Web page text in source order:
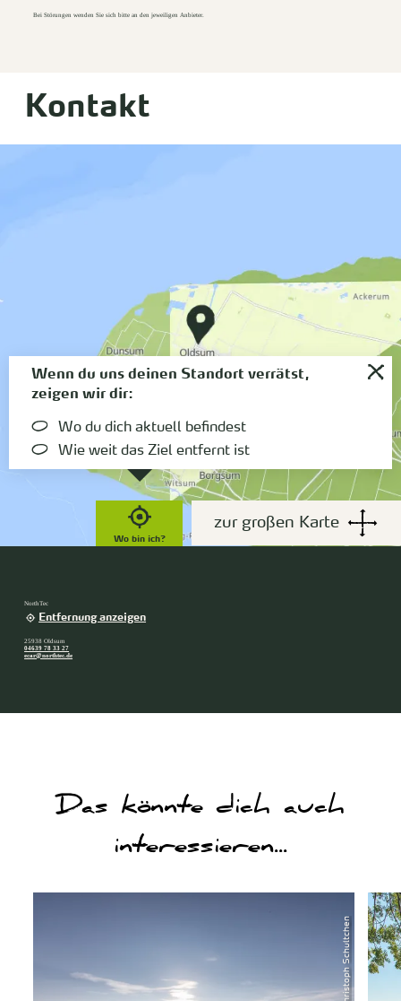
Bei Störungen wenden Sie sich bitte an den jeweiligen Anbieter.
Kontakt
Wo bin ich?
Wenn du uns deinen Standort verrätst,
zeigen wir dir:
Wo du dich aktuell befindest
Wie weit das Ziel entfernt ist
zur großen Karte
NorthTec
Entfernung anzeigen
25938 Oldsum
04639 78 33 27
ecar@northtec.de
Das könnte dich auch
interessieren...
will ich